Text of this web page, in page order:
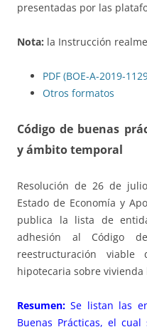
presentadas por las
Nota: la Instrucción
PDF (BOE-A-2019-
Otros formatos
Código de buenas
y ámbito temporal
Resolución de 26 de
Estado de Economía y
publica la lista de
adhesión al Código
reestructuración
hipotecaria sobre
Resumen: Se listan las
Buenas Prácticas, el